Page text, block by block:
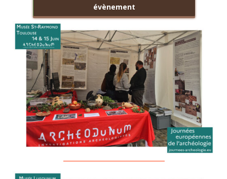
évènement